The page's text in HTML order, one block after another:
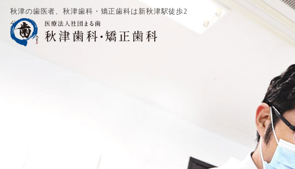
秋津の歯医者、秋津歯科・矯正歯科は新秋津駅徒歩2
分